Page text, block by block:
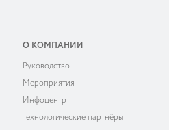
О КОМПАНИИ
Руководство
Мероприятия
Инфоцентр
Технологические партнёры